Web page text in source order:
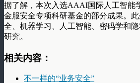
据了解，本次入选AAAI国际人工智能
金服安全专项科研基金的部分成果。
全、机器学习、人工智能、密码学和
研究。
相关内容：
不一样的“业务安全”